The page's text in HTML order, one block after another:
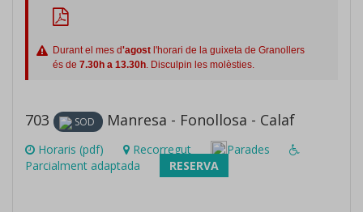
Durant el mes d'agost l'horari de la guixeta de Granollers
és de 7.30h a 13.30h . Disculpin les molèsties.
703 SOD Manresa - Fonollosa - Calaf
Horaris (pdf) Recorregut
Parades
Parcialment adaptada
RESERVA